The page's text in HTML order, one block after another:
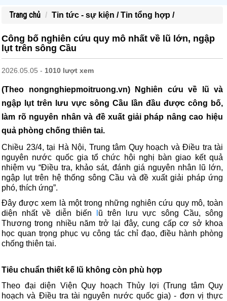
Trang chủ Tin tức - sự kiện /Tin tổng hợp /
Công bố nghiên cứu quy mô nhất về lũ lớn, ngập
lụt trên sông Cầu
2026.05.05 - 1010 lượt xem
(Theo nongnghiepmoitruong.vn) Nghiên cứu về lũ và
ngập lụt trên lưu vực sông Cầu lần đầu được công bố,
làm rõ nguyên nhân và đề xuất giải pháp nâng cao hiệu
quả phòng chống thiên tai.
Chiều 23/4, tại Hà Nội, Trung tâm Quy hoạch và Điều tra tài
nguyên nước quốc gia tổ chức hội nghị bàn giao kết quả
nhiệm vụ “Điều tra, khảo sát, đánh giá nguyên nhân lũ lớn,
ngập lụt trên hệ thống sông Cầu và đề xuất giải pháp ứng
phó, thích ứng”.
Đây được xem là một trong những nghiên cứu quy mô, toàn
diện nhất về diễn biến
ũ trên lưu vực sông Cầu, sông
Thương trong nhiều năm trở lại đây, cung cấp cơ sở khoa
học quan trọng phục vụ công tác chỉ đạo, điều hành phòng
chống thiên tai.
Tiêu chuẩn thiết kế lũ không còn phù hợp
Theo đại diện Viện Quy hoạch Thủy lợi (Trung tâm Quy
hoạch và Điều tra tài nguyên nước quốc gia) - đơn vị thực